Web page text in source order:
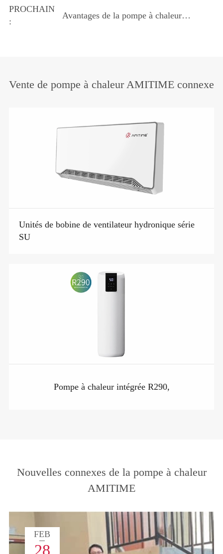
la protection mondiale de la couche
d'ozone et à faible teneur en carbone
PROCHAIN
:
Avantages de la pompe à chaleur
Vente de pompe à chaleur AMITIME connexe
Unités de bobine de ventilateur hydronique série
SU
Pompe à chaleur intégrée R290,
Nouvelles connexes de la pompe à chaleur
AMITIME
FEB
28